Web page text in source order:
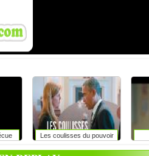
Les coulisses du pouvoir